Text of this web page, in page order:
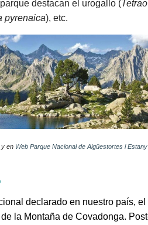
destacan el urogallo (
pyrenaica), etc.
en Web Parque Nacional de Aigüestortes i
declarado en nuestro país, el
la Montaña de Covadonga.